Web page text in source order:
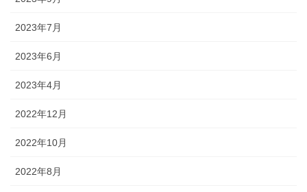
2023年7月
2023年6月
2023年4月
2022年12月
2022年10月
2022年8月